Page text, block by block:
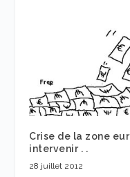
Crise de la zone
intervenir . .
28 juillet 2012